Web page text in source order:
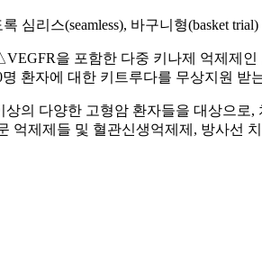
리스(seamless), 바구니형(basket
을 포함한 다중 키나제 억제제
환자에 대한 키트루다를 무상지원 받
의 다양한 고형암 환자들을 대상으로
제제들 및 혈관신생억제제, 방사선